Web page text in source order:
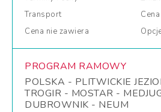
Transport
Cena
Cena nie zawiera
PROGRAM RAMOWY
POLSKA - PLITWICKIE
TROGIR - MOSTAR -
DUBROWNIK - NEUM